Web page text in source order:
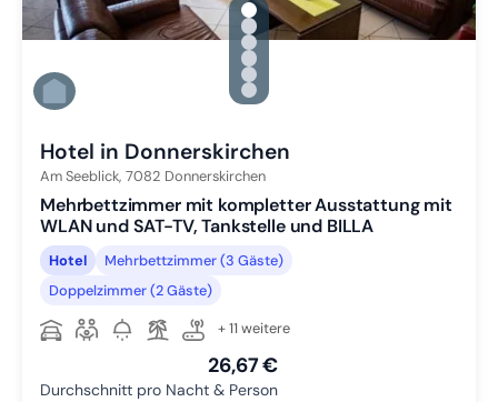
gallery.slide_selector
Zu Slide 1 wechseln
Zu Slide 2 wechseln
Zu Slide 3 wechseln
Zu Slide 4 wechseln
Zu Slide 5 wechseln
Zu Slide 6 wechseln
Hotel in Donnerskirchen
Am Seeblick, 7082 Donnerskirchen
Mehrbettzimmer mit kompletter Ausstattung mit
WLAN und SAT-TV, Tankstelle und BILLA
Hotel
Mehrbettzimmer (3 Gäste)
Doppelzimmer (2 Gäste)
+ 11 weitere
26,67 €
Durchschnitt pro Nacht & Person